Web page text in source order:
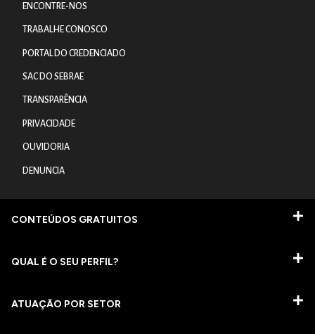
ENCONTRE-NOS
TRABALHE CONOSCO
PORTAL DO CREDENCIADO
SAC DO SEBRAE
TRANSPARÊNCIA
PRIVACIDADE
OUVIDORIA
DENUNCIA
CONTEÚDOS GRATUITOS
QUAL É O SEU PERFIL?
ATUAÇÃO POR SETOR